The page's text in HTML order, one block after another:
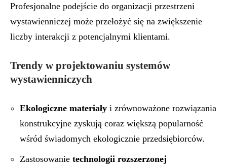
Profesjonalne podejście do organizacji przestrzeni
wystawienniczej może przełożyć się na zwiększenie
liczby interakcji z potencjalnymi klientami.
Trendy w projektowaniu systemów
wystawienniczych
Ekologiczne materiały i zrównoważone rozwiązania
konstrukcyjne zyskują coraz większą popularność
wśród świadomych ekologicznie przedsiębiorców.
Zastosowanie technologii rozszerzonej